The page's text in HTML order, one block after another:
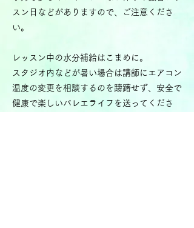
スン日などがありますので、ご注意くださ
い。
レッスン中の水分補給はこまめに。
スタジオ内などが暑い場合は講師にエアコン
温度の変更を相談するのを躊躇せず、安全で
健康で楽しいバレエライフを送ってくださ